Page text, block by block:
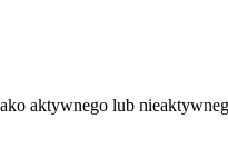
aktywnego lub